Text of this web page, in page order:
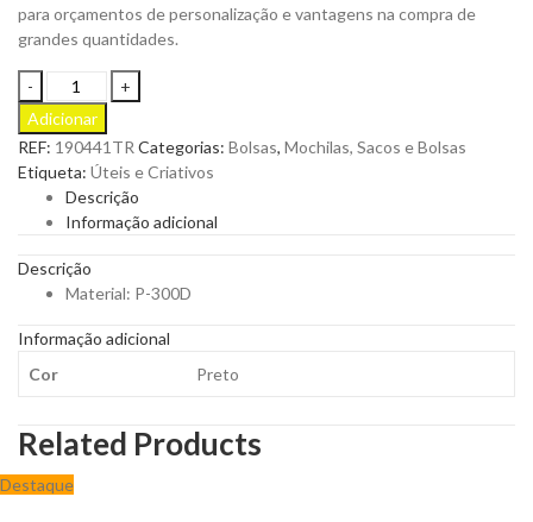
para orçamentos de personalização e vantagens na compra de
grandes quantidades.
Necessaire
em
P-
300D
Keran
para
Personalizar
Adicionar
REF: 190441TR Categorias: Bolsas, Mochilas, Sacos e Bolsas
Etiqueta: Úteis e Criativos
Descrição
Informação adicional
Descrição
Material: P-300D
Informação adicional
Cor
Preto
Related Products
Destaque